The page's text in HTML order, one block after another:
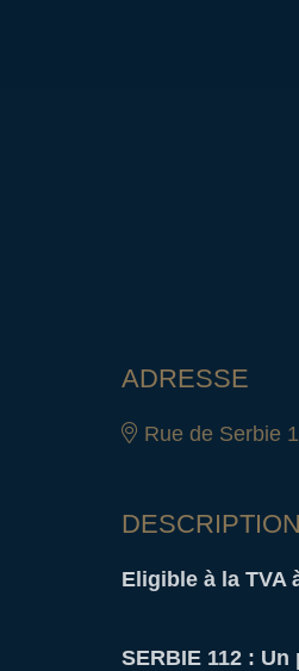
ADRESSE
Rue de Serbie
DESCRIPTION
Eligible à la TVA
SERBIE 112 :